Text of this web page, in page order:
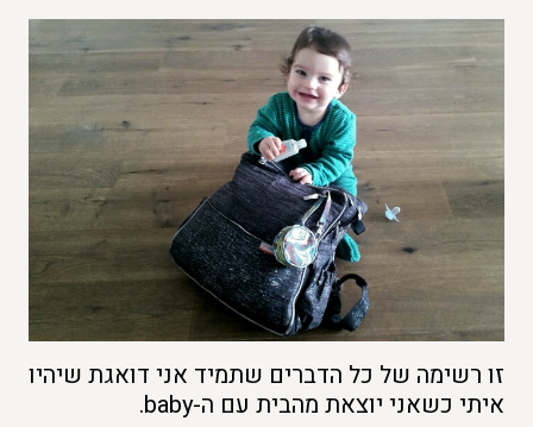
זו רשימה של כל הדברים שתמיד אני דואגת שיהיו
איתי כשאני יוצאת מהבית עם ה-baby.